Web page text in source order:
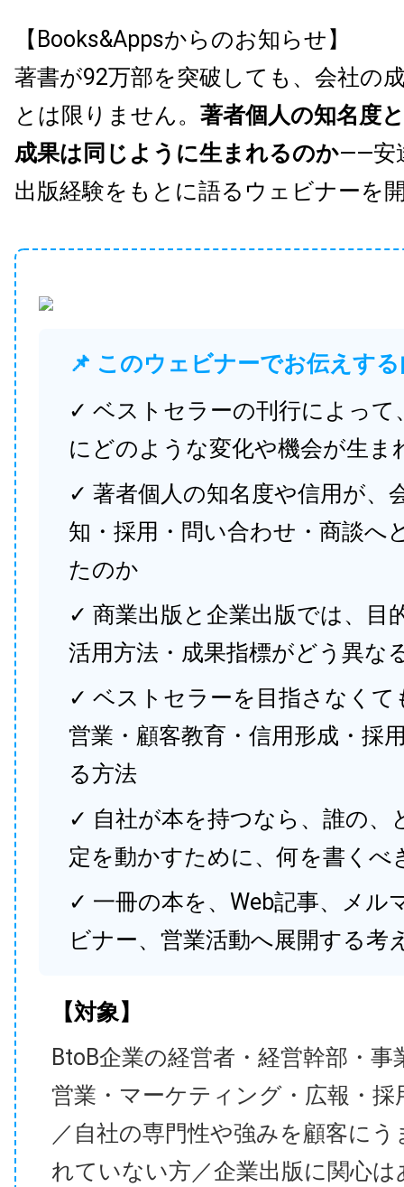
【Books&Appsからのお知らせ】
著書が92万部を突破しても、会社の
とは限りません。 著者個人の知名度
成果は同じように生まれるのか——安
出版経験をもとに語るウェビナーを
📌 このウェビナーでお伝えす
✓ ベストセラーの刊行によって
にどのような変化や機会が生ま
✓ 著者個人の知名度や信用が、
知・採用・問い合わせ・商談へ
たのか
✓ 商業出版と企業出版では、目
活用方法・成果指標がどう異な
✓ ベストセラーを目指さなくて
営業・顧客教育・信用形成・採
る方法
✓ 自社が本を持つなら、誰の、
定を動かすために、何を書くべ
✓ 一冊の本を、Web記事、メル
ビナー、営業活動へ展開する考
【対象】
BtoB企業の経営者・経営幹部・事
営業・マーケティング・広報・採
／自社の専門性や強みを顧客に
れていない方／企業出版に関心